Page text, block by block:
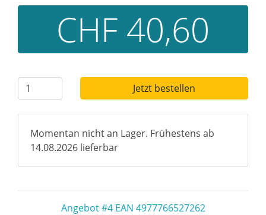
CHF 40,60
Jetzt bestellen
Momentan nicht an Lager. Frühestens ab
14.08.2026 lieferbar
Angebot #4 EAN 4977766527262